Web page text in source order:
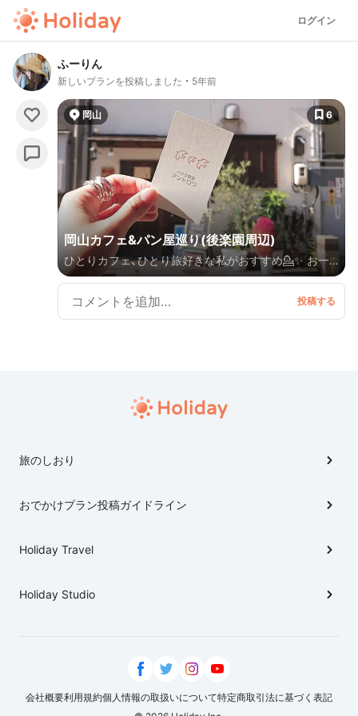
ログイン
ふーりん
新しいプランを投稿しました 5年前
岡山 6
岡山カフェ&パン屋巡り(後楽園周辺)
ひとりカフェ、ひとり旅好きな私がおすすめ💁✨ お一
人様でも行きやすくて ゆっくり過ごせて素敵なお店を
ご案内します☝️
旅のしおり
おでかけプラン投稿ガイドライン
Holiday Travel
Holiday Studio
会社概要利用規約個人情報の取扱いについて特定商取引法に基づく表記